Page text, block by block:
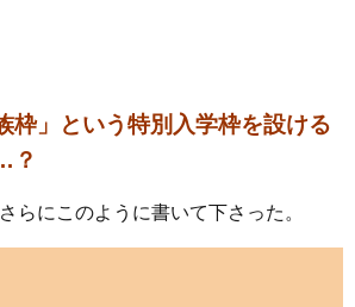
」という特別入学枠を設ける
？
らにこのように書いて下さった。